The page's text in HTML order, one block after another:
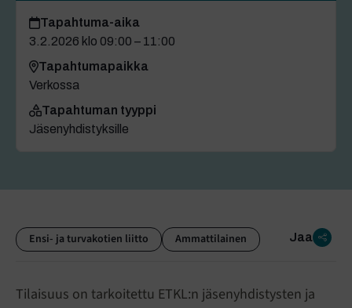
Tapahtuma-aika
3.2.2026 klo 09:00 – 11:00
Tapahtumapaikka
Verkossa
Tapahtuman tyyppi
Jäsenyhdistyksille
Ensi- ja turvakotien liitto Ammattilainen Jaa
Tilaisuus on tarkoitettu ETKL:n jäsenyhdistysten ja